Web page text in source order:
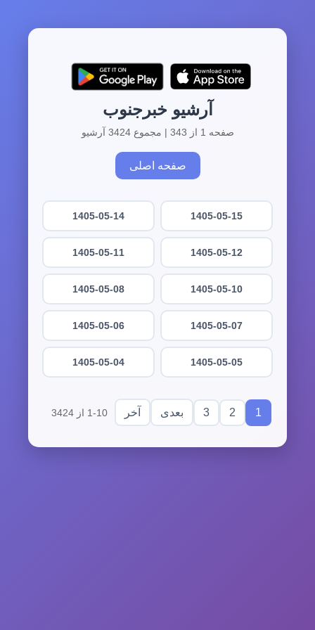
آرشیو خبرجنوب
صفحه 1 از 343 | مجموع 3424 آرشیو
صفحه اصلی
1405-05-15
1405-05-14
1405-05-12
1405-05-11
1405-05-10
1405-05-08
1405-05-07
1405-05-06
1405-05-05
1405-05-04
1
2
3 بعدی آخر 1-10 از 3424